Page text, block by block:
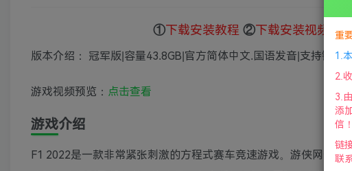
①下载安装教程 ②下载安装视频教
版本介绍： 冠军版|容量43.8GB|官方简体中文.国语发音|支持键盘
游戏视频预览： 点击查看
游戏介绍
F1 2022是一款非常紧张刺激的方程式赛车竞速游戏。游侠网分
重
1.
2.
3.
添
信
链
联